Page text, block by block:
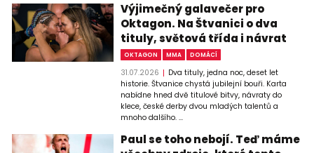
Výjimečný galavečer pro
Oktagon. Na Štvanici o dva
tituly, světová třída i návrat
OKTAGON MMA DOMÁCÍ
31.07.2026
Dva tituly, jedna noc, deset let
historie. Štvanice chystá jubilejní bouři. Karta
nabídne hned dvě titulové bitvy, návraty do
klece, české derby dvou mladých talentů a
mnoho dalšího. ...
Paul se toho nebojí. Teď máme